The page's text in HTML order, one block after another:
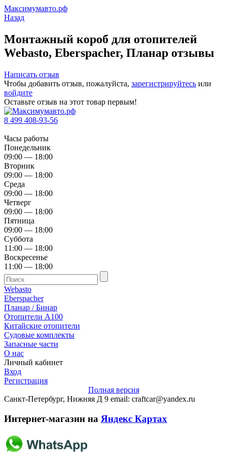
Максимумавто.рф
Назад
Монтажный короб для отопителей
Webasto, Eberspacher, Планар отзывы
Написать отзыв
Чтобы добавить отзыв, пожалуйста, зарегистрируйтесь или
войдите
Оставьте отзыв на этот товар первым!
8 499 408-93-56
Часы работы
Понедельник
09:00 — 18:00
Вторник
09:00 — 18:00
Среда
09:00 — 18:00
Четверг
09:00 — 18:00
Пятница
09:00 — 18:00
Суббота
11:00 — 18:00
Воскресенье
11:00 — 18:00
Webasto
Eberspacher
Планар / Бинар
Отопители А100
Китайские отопители
Судовые комплекты
Запасные части
О нас
Личный кабинет
Вход
Регистрация
Полная версия
Санкт-Петербург, Нижняя Д 9 email: craftcar@yandex.ru
Интернет-магазин на Яндекс Картах